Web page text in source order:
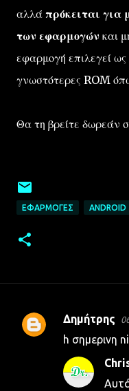
αλλά πρόκειται για
των εφαρμογών και
εφαρμογή επιλεγεί
γνωστότερες ROM
Θα τη βρείτε δωρεάν
ΕΦΑΡΜΟΓΈΣ ANDROID
Σ
Δημήτρης
h σημερινη
Αυτά